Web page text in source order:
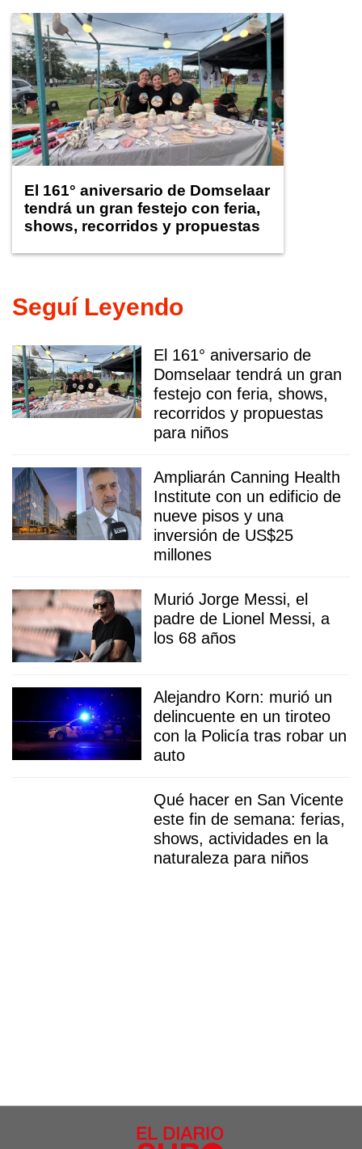
El 161° aniversario de Domselaar
tendrá un gran festejo con feria,
shows, recorridos y propuestas
Seguí Leyendo
El 161° aniversario de
Domselaar tendrá un gran
festejo con feria, shows,
recorridos y propuestas
para niños
Ampliarán Canning Health
Institute con un edificio de
nueve pisos y una
inversión de US$25
millones
Murió Jorge Messi, el
padre de Lionel Messi, a
los 68 años
Alejandro Korn: murió un
delincuente en un tiroteo
con la Policía tras robar un
auto
Qué hacer en San Vicente
este fin de semana: ferias,
shows, actividades en la
naturaleza para niños